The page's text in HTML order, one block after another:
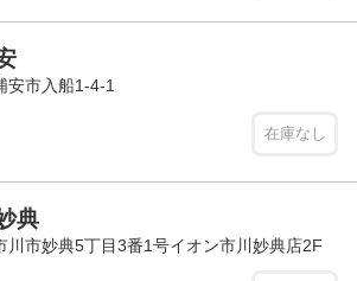
市入船1-4-1
在庫なし
典
市妙典5丁目3番1号イオン市川妙典店2F